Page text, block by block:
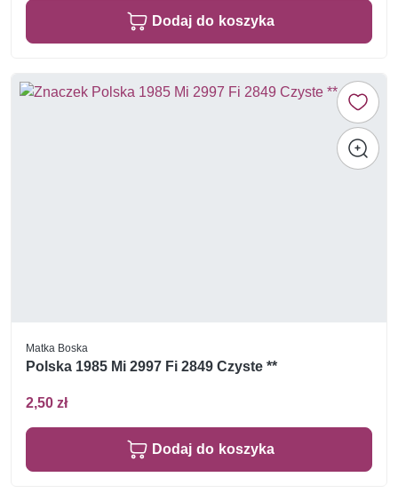
Dodaj do koszyka
Matka Boska
Polska 1985 Mi 2997 Fi 2849 Czyste **
2,50 zł
Dodaj do koszyka